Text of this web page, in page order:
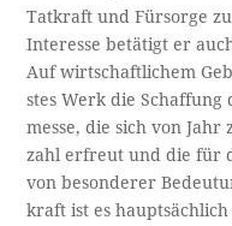
Tatkraft und Fürsorge
Interesse betätigt er
Auf wirtschaftlichem
stes Werk die
messe, die sich von Jahr
zahl erfreut und die für
von besonderer
kraft ist es